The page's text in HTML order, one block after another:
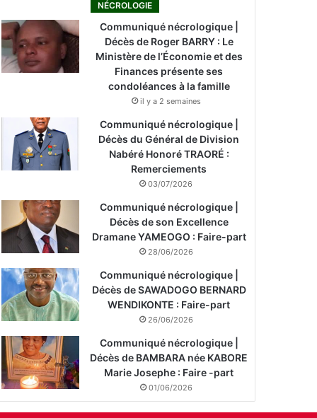
NÉCROLOGIE
Communiqué nécrologique |
Décès de Roger BARRY : Le
Ministère de l’Économie et des
Finances présente ses
condoléances à la famille
il y a 2 semaines
Communiqué nécrologique |
Décès du Général de Division
Nabéré Honoré TRAORÉ :
Remerciements
03/07/2026
Communiqué nécrologique |
Décès de son Excellence
Dramane YAMEOGO : Faire-part
28/06/2026
Communiqué nécrologique |
Décès de SAWADOGO BERNARD
WENDIKONTE : Faire-part
26/06/2026
Communiqué nécrologique |
Décès de BAMBARA née KABORE
Marie Josephe : Faire -part
01/06/2026